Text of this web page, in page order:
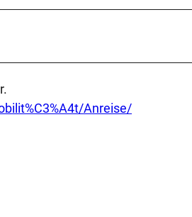
Anreise/